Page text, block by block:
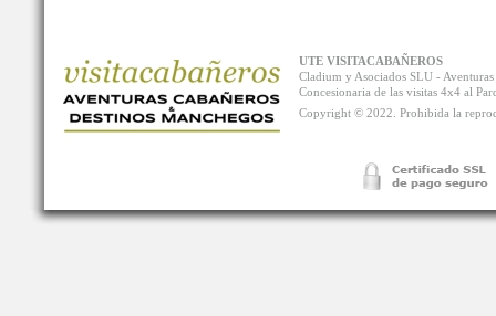
UTE VISITACABAÑEROS
Cladium y Asociados SLU -
Concesionaria de las visitas 4x4 al
Copyright © 2022. Prohibida la